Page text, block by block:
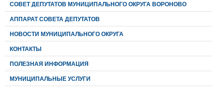
CОВЕТ ДЕПУТАТОВ МУНИЦИПАЛЬНОГО ОКРУГА ВОРОНОВО
АППАРАТ СОВЕТА ДЕПУТАТОВ
НОВОСТИ МУНИЦИПАЛЬНОГО ОКРУГА
КОНТАКТЫ
ПОЛЕЗНАЯ ИНФОРМАЦИЯ
МУНИЦИПАЛЬНЫЕ УСЛУГИ